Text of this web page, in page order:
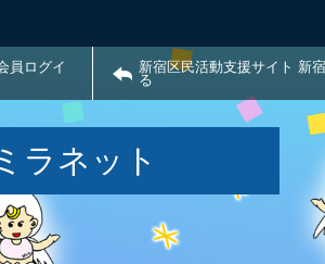
員ログイ
新宿区民活動支援サイト 新
る
ラネット